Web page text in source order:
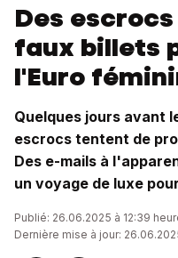
Des
faux billets
l'Euro
Quelques jours avant
escrocs tentent de
Des e-mails à
un voyage de luxe
Publié: 26.06.2025 à 12:39
Dernière mise à jour: